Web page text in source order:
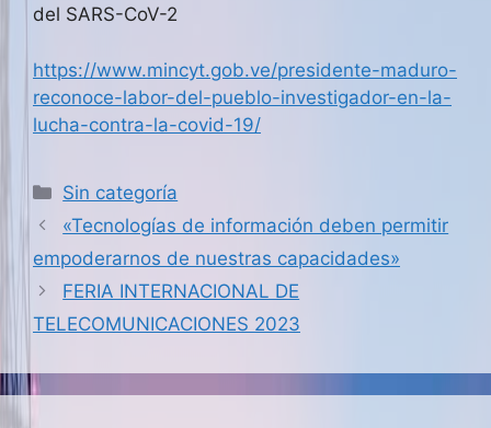
del SARS-CoV-2
https://www.mincyt.gob.ve/presidente-maduro-
reconoce-labor-del-pueblo-investigador-en-la-
lucha-contra-la-covid-19/
Categorías
Sin categoría
«Tecnologías de información deben permitir
empoderarnos de nuestras capacidades»
FERIA INTERNACIONAL DE
TELECOMUNICACIONES 2023